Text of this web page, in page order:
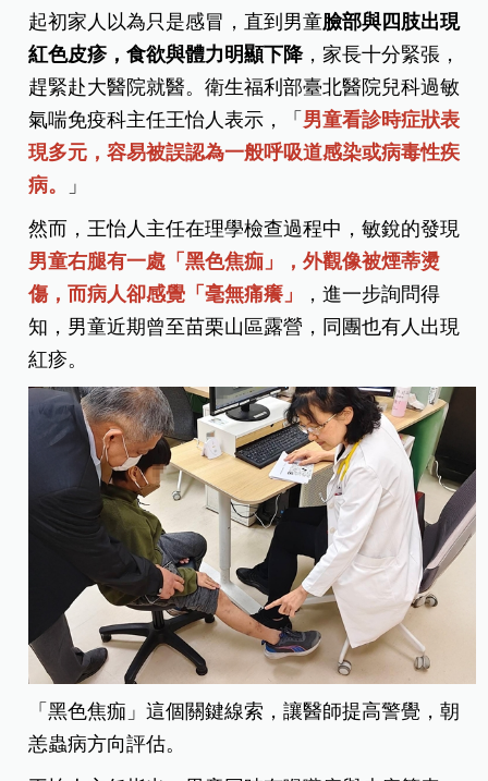
起初家人以為只是感冒，直到男童臉部與四肢出現
紅色皮疹，食欲與體力明顯下降，家長十分緊張，
趕緊赴大醫院就醫。衛生福利部臺北醫院兒科過敏
氣喘免疫科主任王怡人表示，「 男童看診時症狀表
現多元，容易被誤認為一般呼吸道感染或病毒性疾
病。
」
然而，王怡人主任在理學檢查過程中，敏銳的發現
男童右腿有一處「黑色焦痂」，外觀像被煙蒂燙
傷，而病人卻感覺「毫無痛癢」
，進一步詢問得
知，男童近期曾至苗栗山區露營，同團也有人出現
紅疹。
「黑色焦痂」這個關鍵線索，讓醫師提高警覺，朝
恙蟲病方向評估。